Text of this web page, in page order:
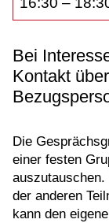
Bei
Kontakt
Die
einer festen
auszutauschen.
der anderen
kann den